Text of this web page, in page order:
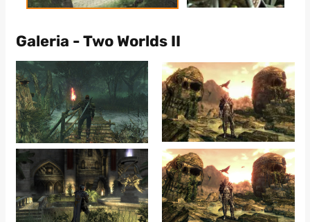
Galeria - Two Worlds II